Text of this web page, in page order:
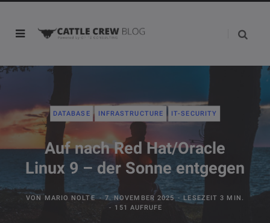
DATABASE INFRASTRUCTURE IT-SECURITY
Auf nach Red Hat/Oracle
Linux 9 – der Sonne entgegen
VON MARIO NOLTE 7. NOVEMBER 2025
LESEZEIT 3 MIN.
151 AUFRUFE